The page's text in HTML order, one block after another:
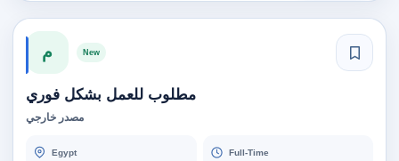
م New
مطلوب للعمل بشكل فوري
مصدر خارجي
Egypt Full-Time